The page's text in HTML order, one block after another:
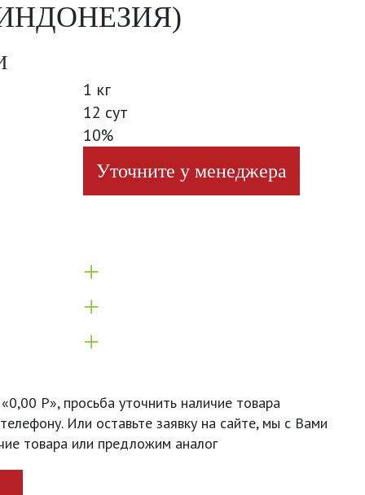
1 кг
12 сут
10%
Уточните у менеджера
+
+
+
Р», просьба уточнить наличие товара
Или оставьте заявку на сайте, мы с Вами
товара или предложим аналог